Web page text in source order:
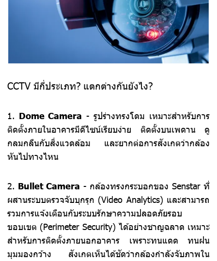
CCTV มีกี่ประเภท? แตกต่างกันยังไง?
1. Dome Camera - รูปร่างทรงโดม เหมาะสำหรับการ
ติดตั้งภายในอาคารมีดีไซน์เรียบง่าย ติดตั้งบนเพดาน ดู
กลมกลืนกับสิ่งแวดล้อม และยากต่อการสังเกตว่ากล้อง
หันไปทางไหน
2. Bullet Camera - กล้องทรงกระบอกของ Senstar ที่
ผสานระบบตรวจจับบุกรุก (Video Analytics) และสามารถ
รวมการแจ้งเตือนกับระบบรักษาความปลอดภัยรอบ
ขอบเขต (Perimeter Security) ได้อย่างชาญฉลาด เหมาะ
สำหรับการติดตั้งภายนอกอาคาร เพราะทนแดด ทนฝน
มุมมองกว้าง สังเกตเห็นได้ชัดว่ากล้องกำลังจับภาพใน